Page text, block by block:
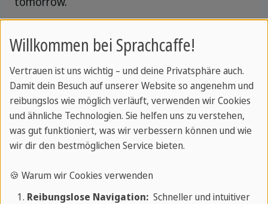
He will probably be late for
the meeting.
Vermutungen
I will study for the exam
tomorrow.
Absichten
I will call you when I get
Versprechen
I'm thirsty. I will get a Spontane
Willkommen bei Sprachcaffe!
Vertrauen ist uns wichtig – und deine Privatsphäre auch.
Damit dein Besuch auf unserer Website so angenehm und
reibungslos wie möglich verläuft, verwenden wir Cookies
und ähnliche Technologien. Sie helfen uns zu verstehen,
was gut funktioniert, was wir verbessern können und wie
wir dir den bestmöglichen Service bieten.
🍪 Warum wir Cookies verwenden
Reibungslose Navigation:Schneller und intuitiver